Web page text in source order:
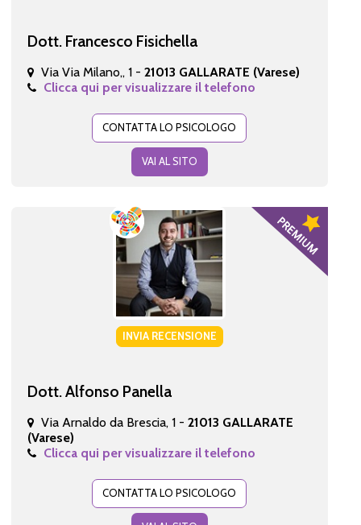
Dott. Francesco Fisichella
Via Via Milano,, 1 - 21013 GALLARATE (Varese)
Clicca qui per visualizzare il telefono
CONTATTA LO PSICOLOGO
VAI AL SITO
INVIA RECENSIONE
Dott. Alfonso Panella
Via Arnaldo da Brescia, 1 - 21013 GALLARATE
(Varese)
Clicca qui per visualizzare il telefono
CONTATTA LO PSICOLOGO